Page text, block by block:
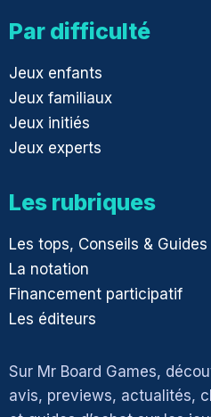
Par difficulté
Jeux enfants
Jeux familiaux
Jeux initiés
Jeux experts
Les rubriques
Les tops, Conseils &
La notation
Financement participatif
Les éditeurs
Sur Mr Board Games,
avis, previews, actualités,